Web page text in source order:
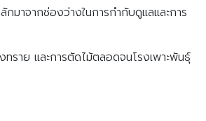
าจากช่องว่างในการกำกับดูแลและการ
ราย และการตัดไม้ตลอดจนโรงเพาะพันธุ์